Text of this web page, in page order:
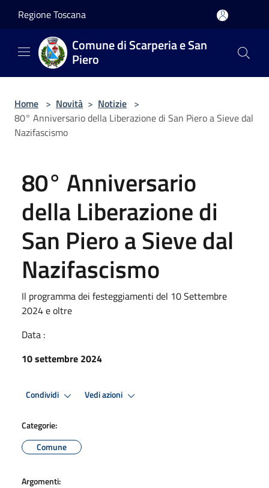
Regione Toscana
Comune di Scarperia e San
Piero
Home > Novità > Notizie >
80° Anniversario della Liberazione di San Piero a Sieve dal
Nazifascismo
80° Anniversario
della Liberazione di
San Piero a Sieve dal
Nazifascismo
Il programma dei festeggiamenti del 10 Settembre
2024 e oltre
Data :
10 settembre 2024
Condividi Vedi azioni
Categorie:
Comune
Argomenti: